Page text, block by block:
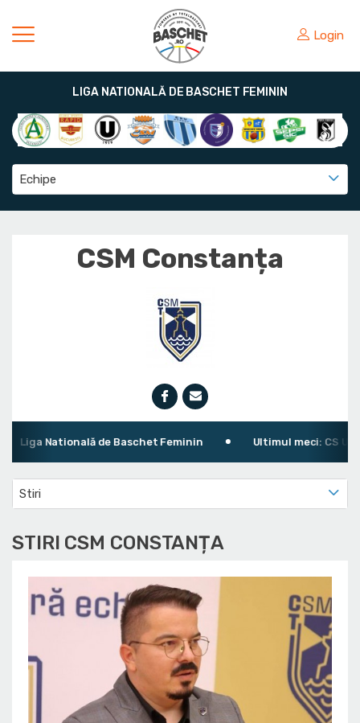
Login
LIGA NATIONALĂ DE BASCHET FEMININ
Echipe
CSM Constanța
Natională de Baschet Feminin Ultimul meci: CS
Stiri
STIRI CSM CONSTANȚA